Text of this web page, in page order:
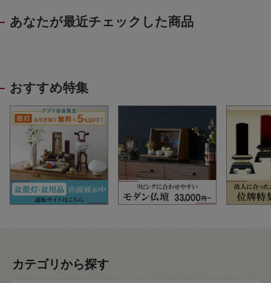
あなたが最近チェックした商品
おすすめ特集
カテゴリから探す